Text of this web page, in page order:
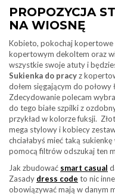
PROPOZYCJA
NA WIOSNĘ
Kobieto, pokochaj kopertowe
kopertowym dekoltem oraz
wszystkie swoje atuty i
Sukienka do pracyz
dołem sięgającym do połowy
Zdecydowanie polecam
do tego białe szpilki z
przykład w kolorze fuksji.
mega stylowy i kobiecy
chciałabyś mieć taką
pomocą filtrów odszukaj ten
Jak zbudować smart casual
Zasady dress code to nic
obowiązywać mają w danym